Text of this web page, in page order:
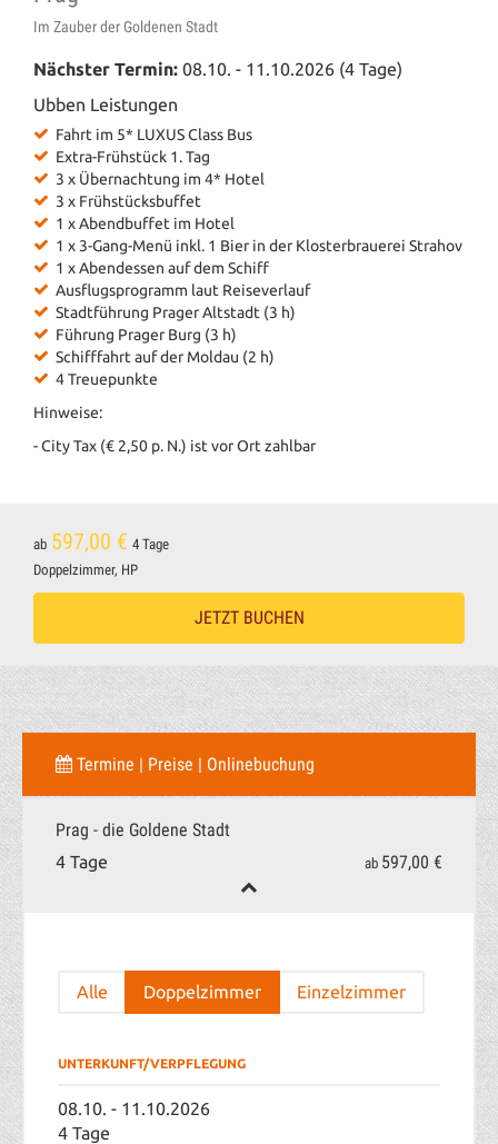
Im Zauber der Goldenen Stadt
Nächster Termin: 08.10. - 11.10.2026 (4 Tage)
Ubben Leistungen
Fahrt im 5* LUXUS Class Bus
Extra-Frühstück 1. Tag
3 x Übernachtung im 4* Hotel
3 x Frühstücksbuffet
1 x Abendbuffet im Hotel
1 x 3-Gang-Menü inkl. 1 Bier in der Klosterbrauerei Strahov
1 x Abendessen auf dem Schiff
Ausflugsprogramm laut Reiseverlauf
Stadtführung Prager Altstadt (3 h)
Führung Prager Burg (3 h)
Schifffahrt auf der Moldau (2 h)
4 Treuepunkte
Hinweise:
- City Tax (€ 2,50 p. N.) ist vor Ort zahlbar
ab 597,00 € 4 Tage
Doppelzimmer, HP
JETZT BUCHEN
Termine | Preise | Onlinebuchung
Prag - die Goldene Stadt
4 Tage ab 597,00 €
Alle Doppelzimmer Einzelzimmer
UNTERKUNFT/VERPFLEGUNG
08.10. - 11.10.2026
4 Tage